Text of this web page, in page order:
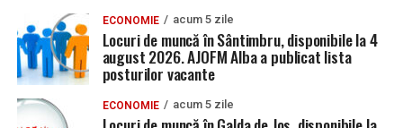
ECONOMIE acum 5 zile
Locuri de muncă în Sântimbru, disponibile la 4
august 2026. AJOFM Alba a publicat lista
posturilor vacante
ECONOMIE acum 5 zile